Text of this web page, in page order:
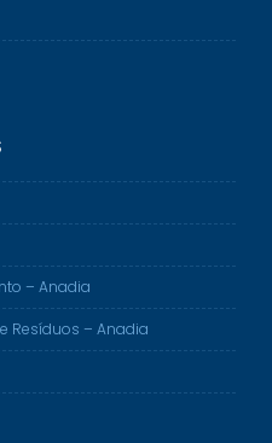
– Anadia
Resíduos – Anadia